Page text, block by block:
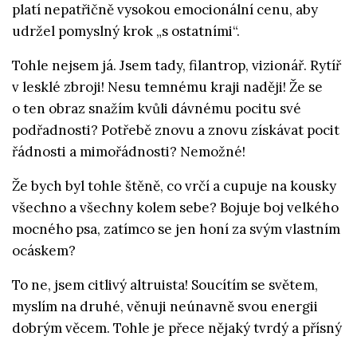
platí nepatřičně vysokou emocionální cenu, aby
udržel pomyslný krok „s ostatními“.
Tohle nejsem já. Jsem tady, filantrop, vizionář. Rytíř
v lesklé zbroji! Nesu temnému kraji naději! Že se
o ten obraz snažím kvůli dávnému pocitu své
podřadnosti? Potřebě znovu a znovu získávat pocit
řádnosti a mimořádnosti? Nemožné!
Že bych byl tohle štěně, co vrčí a cupuje na kousky
všechno a všechny kolem sebe? Bojuje boj velkého
mocného psa, zatímco se jen honí za svým vlastním
ocáskem?
To ne, jsem citlivý altruista! Soucítím se světem,
myslím na druhé, věnuji neúnavně svou energii
dobrým věcem. Tohle je přece nějaký tvrdý a přísný